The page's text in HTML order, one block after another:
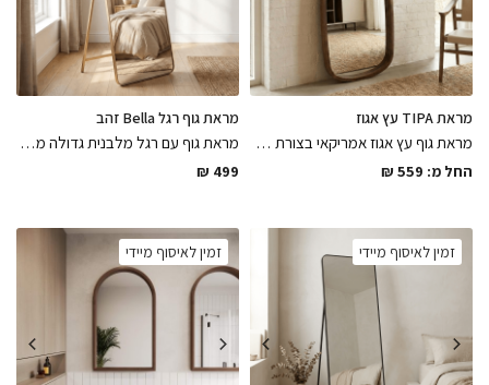
מראת TIPA עץ אגוז
מראת גוף עץ אגוז אמריקאי בצורת טיפה ממסגרת עץ בגימור לכה מט במגוון מידות , פיס שיכניס המון חום לחלל וישדרג אותו
החל מ: ₪ 559
מראת גוף רגל Bella זהב
מראת גוף עם רגל מלבנית גדולה ממסגרת מתכת דקיקה בגוון זהב עם קצוות מעוגלים צבועה בתנור בגימור מושלם
₪ 499
זמין לאיסוף מיידי זמין לאיסוף מיידי